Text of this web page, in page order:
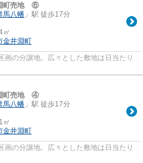
町売地 ⑥
馬八幡 」駅 徒歩17分
㎡
金井淵町
画の分譲地。広々とした敷地は日当たり
町売地 ④
馬八幡 」駅 徒歩17分
㎡
金井淵町
画の分譲地。広々とした敷地は日当たり